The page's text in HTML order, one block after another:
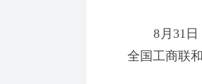
8月31日，
全国工商联